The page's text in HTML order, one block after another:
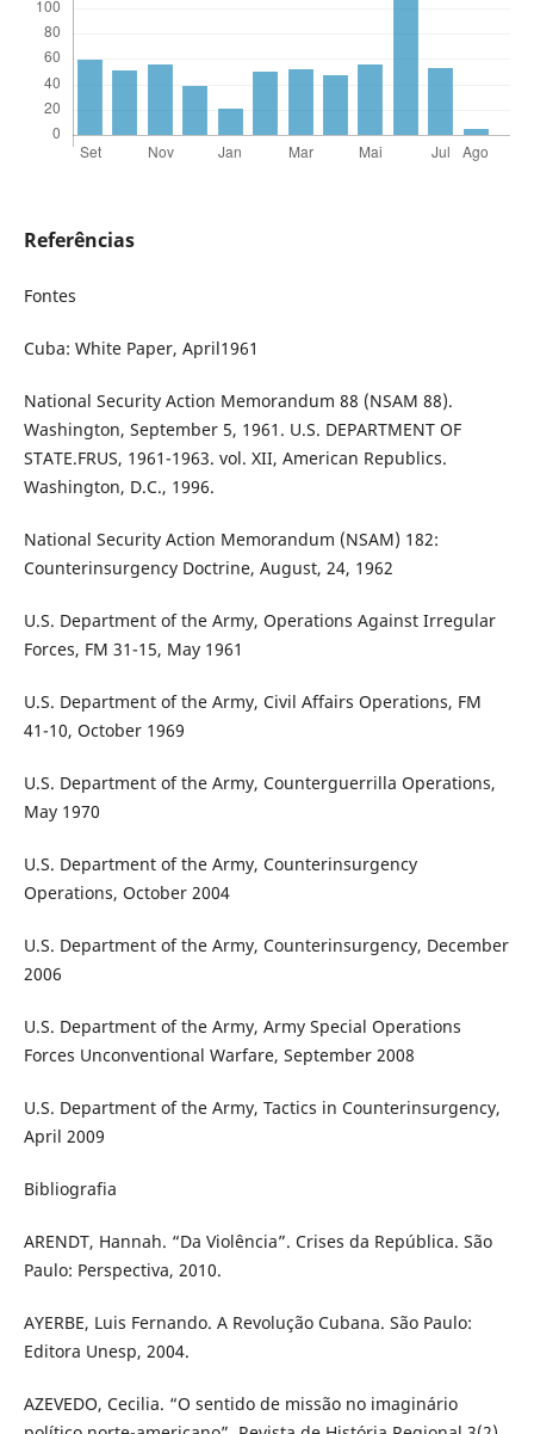
Referências
Fontes
Cuba: White Paper, April1961
National Security Action Memorandum 88 (NSAM 88).
Washington, September 5, 1961. U.S. DEPARTMENT OF
STATE.FRUS, 1961-1963. vol. XII, American Republics.
Washington, D.C., 1996.
National Security Action Memorandum (NSAM) 182:
Counterinsurgency Doctrine, August, 24, 1962
U.S. Department of the Army, Operations Against Irregular
Forces, FM 31-15, May 1961
U.S. Department of the Army, Civil Affairs Operations, FM
41-10, October 1969
U.S. Department of the Army, Counterguerrilla Operations,
May 1970
U.S. Department of the Army, Counterinsurgency
Operations, October 2004
U.S. Department of the Army, Counterinsurgency, December
2006
U.S. Department of the Army, Army Special Operations
Forces Unconventional Warfare, September 2008
U.S. Department of the Army, Tactics in Counterinsurgency,
April 2009
Bibliografia
ARENDT, Hannah. “Da Violência”. Crises da República. São
Paulo: Perspectiva, 2010.
AYERBE, Luis Fernando. A Revolução Cubana. São Paulo:
Editora Unesp, 2004.
AZEVEDO, Cecilia. “O sentido de missão no imaginário